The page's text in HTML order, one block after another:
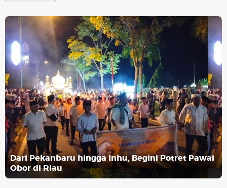
Dari Pekanbaru hingga Inhu, Begini Potret Pawai
Obor di Riau